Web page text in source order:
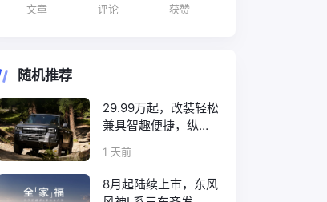
文章 评论 获赞
随机推荐
29.99万起，改装轻松
兼具智趣便捷，纵横
F700上市
1 天前
8月起陆续上市，东风